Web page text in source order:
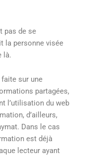
pas de se
la personne visée
là.
faite sur une
partagées,
l’utilisation du web
d’ailleurs,
Dans le cas
est déjà
lecteur ayant